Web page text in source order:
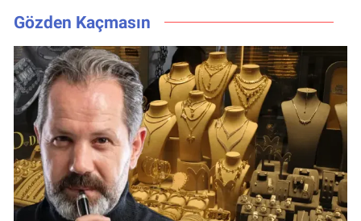
Durum
Gözden Kaçmasın